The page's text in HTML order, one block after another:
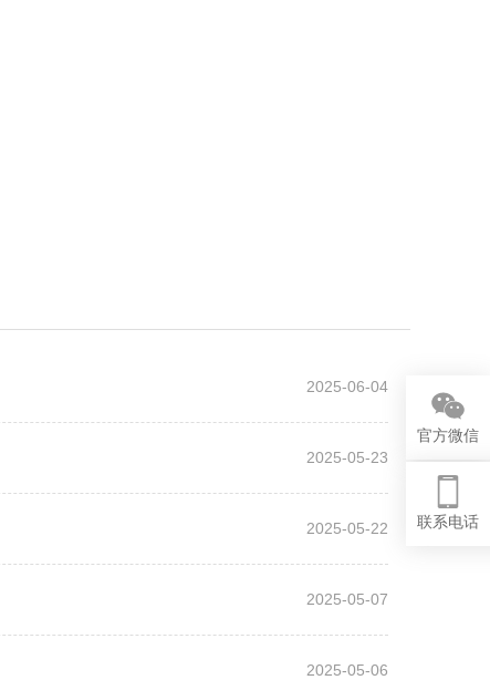
2025-06-04
2025-05-23
2025-05-22
2025-05-07
2025-05-06
官方微信
联系电话